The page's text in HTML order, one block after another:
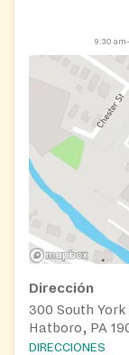
9:30
Dirección
300 South York
Hatboro, PA
DIRECCIONES